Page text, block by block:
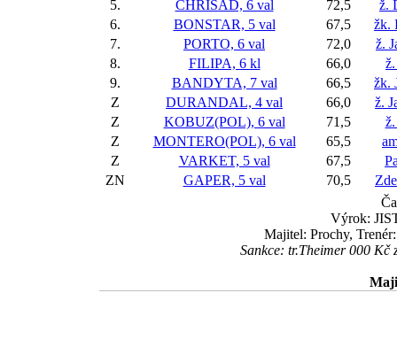
5.
CHRISAD, 6 val 72,5
ž.
6.
BONSTAR, 5 val 67,5
žk.
7.
PORTO, 6 val 72,0
ž.
8.
FILIPA, 6 kl 66,0
9.
BANDYTA, 7 val 66,5
žk.
Z
DURANDAL, 4 val 66,0
ž.
Z
KOBUZ(POL), 6 val 71,5
Z
MONTERO(POL), 6 val 65,5
Z
VARKET, 5 val 67,5
ZN
GAPER, 5 val 70,5
Výrok:
Majitel: Prochy,
Sankce: tr.Theimer 000 Kč